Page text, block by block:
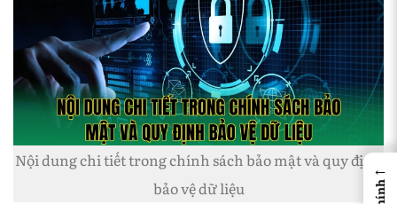
Nội dung chi tiết trong chính sách bảo mật và quy định
bảo vệ dữ liệu
←